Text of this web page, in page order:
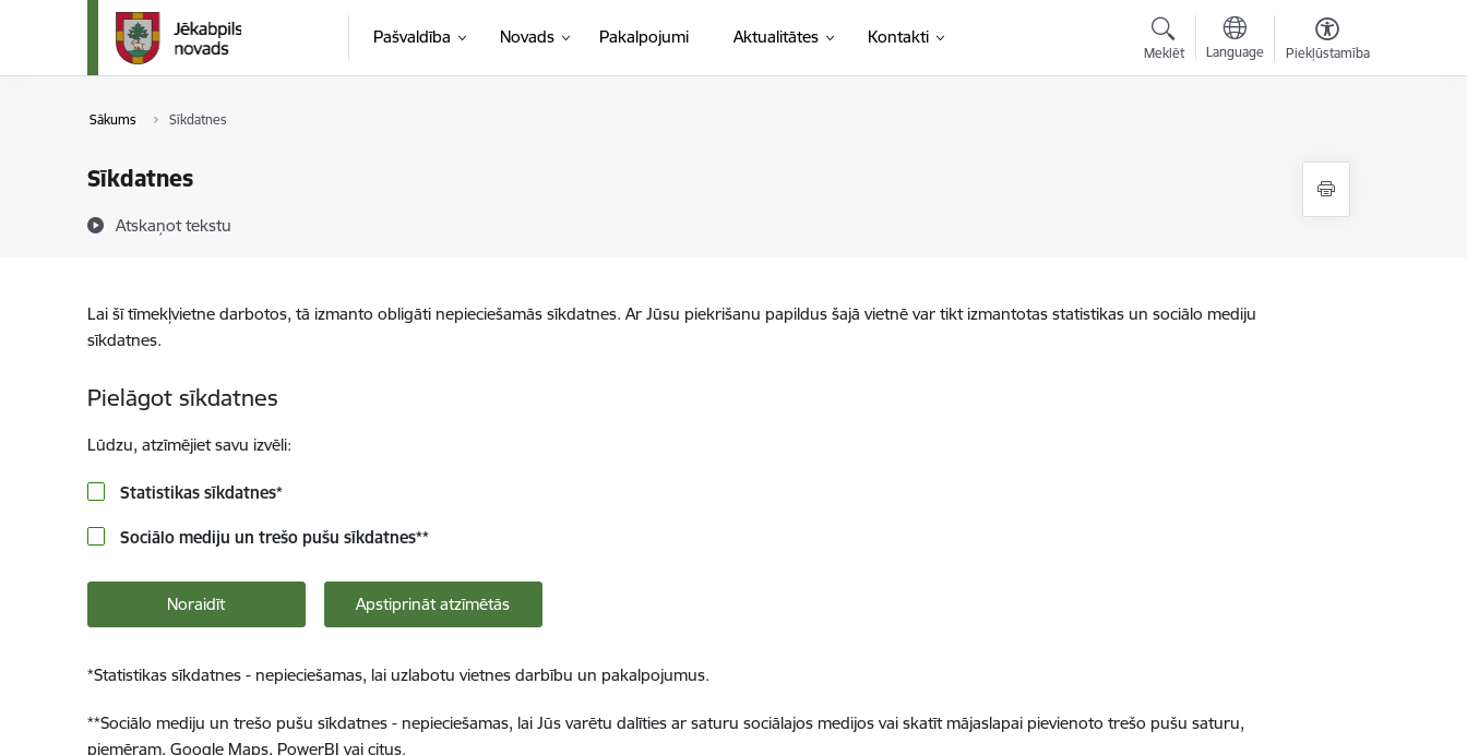
Pāriet uz lapas saturu
Pašvaldība Novads Pakalpojumi Aktualitātes Kontakti
Meklēt Language Piekļūstamība
Sākums Sīkdatnes
Sīkdatnes
Atskaņot tekstu
Lai šī tīmekļvietne darbotos, tā izmanto obligāti nepieciešamās sīkdatnes. Ar Jūsu piekrišanu papildus šajā vietnē var tikt izmantotas statistikas un sociālo mediju
sīkdatnes.
Pielāgot sīkdatnes
Lūdzu, atzīmējiet savu izvēli:
Statistikas sīkdatnes*
Sociālo mediju un trešo pušu sīkdatnes**
Noraidīt Apstiprināt atzīmētās
*Statistikas sīkdatnes - nepieciešamas, lai uzlabotu vietnes darbību un pakalpojumus.
**Sociālo mediju un trešo pušu sīkdatnes - nepieciešamas, lai Jūs varētu dalīties ar saturu sociālajos medijos vai skatīt mājaslapai pievienoto trešo pušu saturu,
piemēram, Google Maps, PowerBI vai citus.